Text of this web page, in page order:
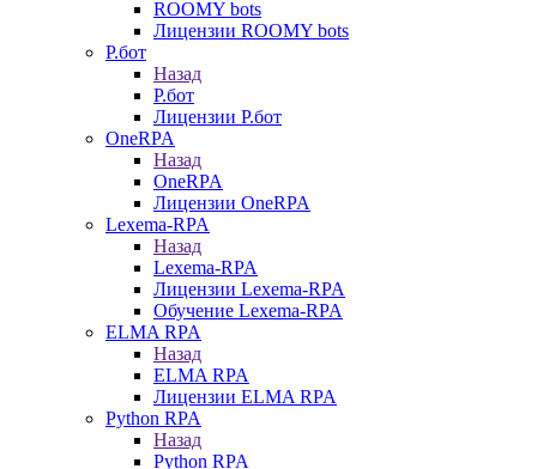
ROOMY bots
Лицензии ROOMY bots
Р.бот
Назад
Р.бот
Лицензии Р.бот
OneRPA
Назад
OneRPA
Лицензии OneRPA
Lexema-RPA
Назад
Lexema-RPA
Лицензии Lexema-RPA
Обучение Lexema-RPA
ELMA RPA
Назад
ELMA RPA
Лицензии ELMA RPA
Python RPA
Назад
Python RPA